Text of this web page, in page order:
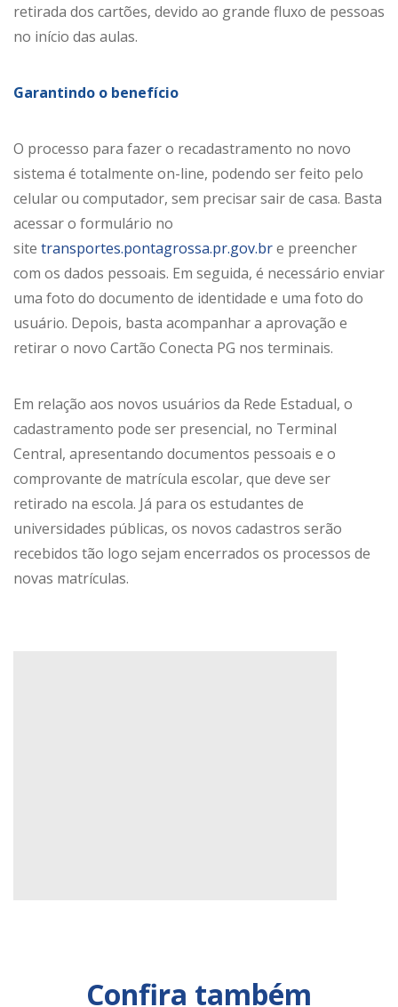
retirada dos cartões, devido ao grande fluxo de pessoas
no início das aulas.
Garantindo o benefício
O processo para fazer o recadastramento no novo
sistema é totalmente on-line, podendo ser feito pelo
celular ou computador, sem precisar sair de casa. Basta
acessar o formulário no
site transportes.pontagrossa.pr.gov.bre preencher
com os dados pessoais. Em seguida, é necessário enviar
uma foto do documento de identidade e uma foto do
usuário. Depois, basta acompanhar a aprovação e
retirar o novo Cartão Conecta PG nos terminais.
Em relação aos novos usuários da Rede Estadual, o
cadastramento pode ser presencial, no Terminal
Central, apresentando documentos pessoais e o
comprovante de matrícula escolar, que deve ser
retirado na escola. Já para os estudantes de
universidades públicas, os novos cadastros serão
recebidos tão logo sejam encerrados os processos de
novas matrículas.
Confira também